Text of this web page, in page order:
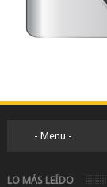
LO MÁS LEÍDO